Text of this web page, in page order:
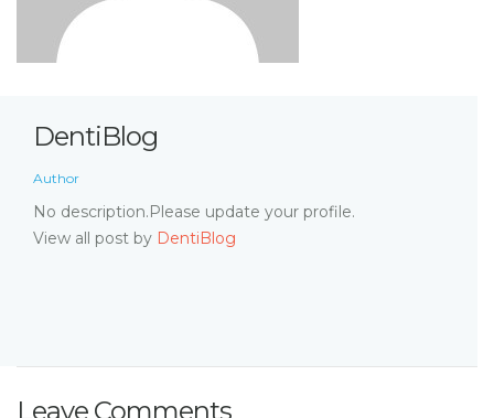
DentiBlog
Author
No description.Please update your profile.
View all post by DentiBlog
Leave Comments